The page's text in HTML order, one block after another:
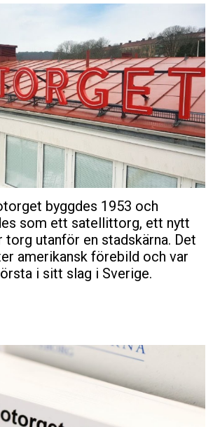
byggdes 1953 och
som ett satellittorg, ett nytt
utanför en stadskärna. Det
amerikansk förebild och var
i sitt slag i Sverige.